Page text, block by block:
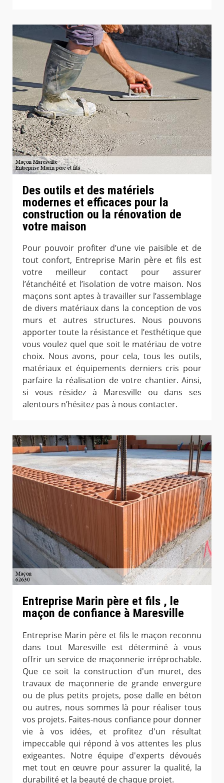
Des outils et des matériels
modernes et efficaces pour la
construction ou la rénovation de
votre maison
Pour pouvoir profiter d’une vie paisible et de
tout confort, Entreprise Marin père et fils est
votre meilleur contact pour assurer
l’étanchéité et l’isolation de votre maison. Nos
maçons sont aptes à travailler sur l’assemblage
de divers matériaux dans la conception de vos
murs et autres structures. Nous pouvons
apporter toute la résistance et l’esthétique que
vous voulez quel que soit le matériau de votre
choix. Nous avons, pour cela, tous les outils,
matériaux et équipements derniers cris pour
parfaire la réalisation de votre chantier. Ainsi,
si vous résidez à Maresville ou dans ses
alentours n’hésitez pas à nous contacter.
Entreprise Marin père et fils , le
maçon de confiance à Maresville
Entreprise Marin père et fils le maçon reconnu
dans tout Maresville est déterminé à vous
offrir un service de maçonnerie irréprochable.
Que ce soit la construction d'un muret, des
travaux de maçonnerie de grande envergure
ou de plus petits projets, pose dalle en béton
ou autres, nous sommes là pour réaliser tous
vos projets. Faites-nous confiance pour donner
vie à vos idées, et profitez d'un résultat
impeccable qui répond à vos attentes les plus
exigeantes. Notre équipe d'experts dévoués
met tout en œuvre pour assurer la qualité, la
durabilité et la beauté de chaque projet.